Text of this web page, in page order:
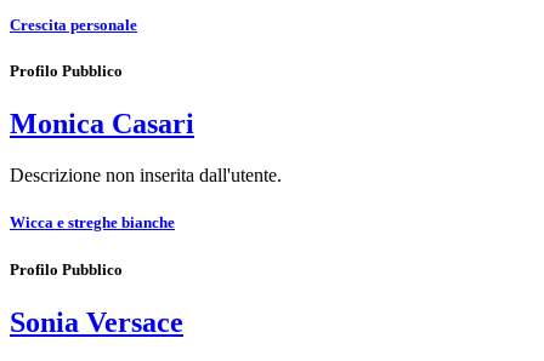
Crescita personale
Profilo Pubblico
Monica Casari
Descrizione non inserita dall'utente.
Wicca e streghe bianche
Profilo Pubblico
Sonia Versace